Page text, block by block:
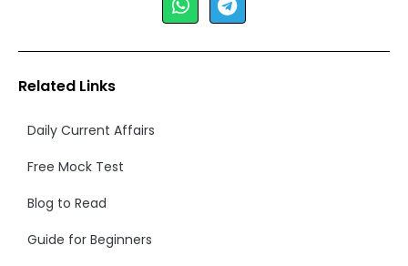
Related Links
Daily Current Affairs
Free Mock Test
Blog to Read
Guide for Beginners